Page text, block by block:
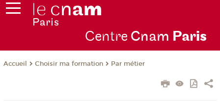
Centre Cnam Paris
Accueil Choisir ma formation Par métier